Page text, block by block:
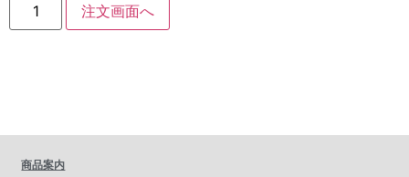
注文画面へ
商品案内